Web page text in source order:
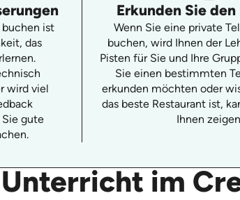
buchen ist
das
wird viel
Sie gute
Erkunden Sie
Wenn Sie eine private
buchen, wird Ihnen der
Pisten für Sie und Ihre
Sie einen bestimmten
erkunden möchten oder
das beste Restaurant ist,
Ihnen
im